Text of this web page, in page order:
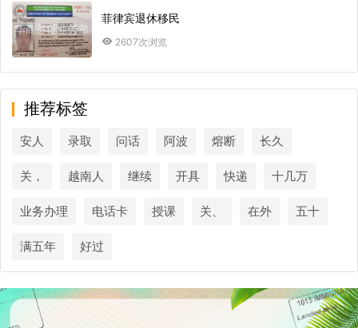
菲律宾退休移民
2607次浏览
推荐标签
安人 录取 问话 阿波 熔断 长久
关， 越南人 继续 开具 快递 十几万
业务办理 电话卡 授课 关、 在外 五十
满五年 好过